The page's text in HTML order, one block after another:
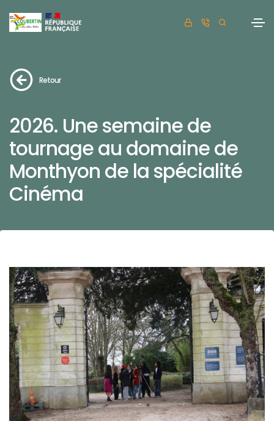
Retour
2026. Une semaine de
tournage au domaine de
Monthyon de la spécialité
Cinéma